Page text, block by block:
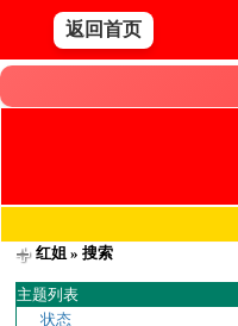
返回首页
红姐 » 搜索
主题列表
状态